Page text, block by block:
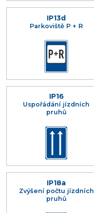
IP13d
Parkoviště P + R
IP16
Uspořádání jízdních
pruhů
IP18a
Zvýšení počtu jízdních
pruhů